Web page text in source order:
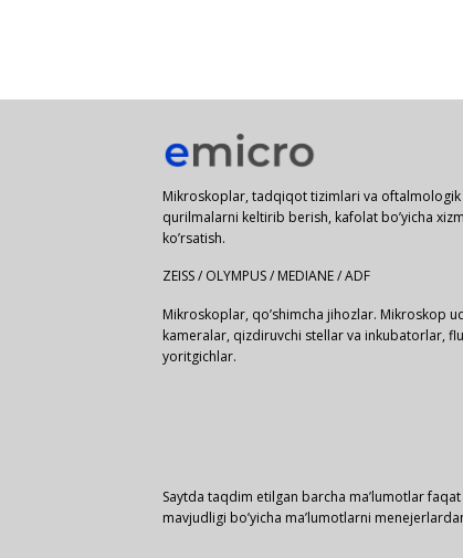
Mikroskoplar, tadqiqot tizimlari va oftalmologik
qurilmalarni keltirib berish, kafolat bo’yicha
ko’rsatish.
ZEISS / OLYMPUS / MEDIANE / ADF
Mikroskoplar, qo’shimcha jihozlar. Mikroskop
kameralar, qizdiruvchi stellar va inkubatorlar,
yoritgichlar.
Saytda taqdim etilgan barcha ma’lumotlar
mavjudligi bo’yicha ma’lumotlarni